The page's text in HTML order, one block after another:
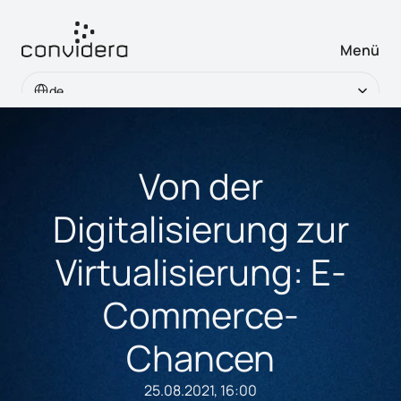
Menü
de
Von der
Digitalisierung zur
Virtualisierung: E-
Commerce-
Chancen
25.08.2021, 16:00